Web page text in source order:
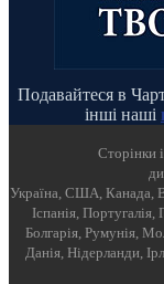
Подавайтеся в
інші наші
Cторінки
Україна, США, Канада,
Іспанія,
Болгарія, Румунія,
Данія, Нідерланди,